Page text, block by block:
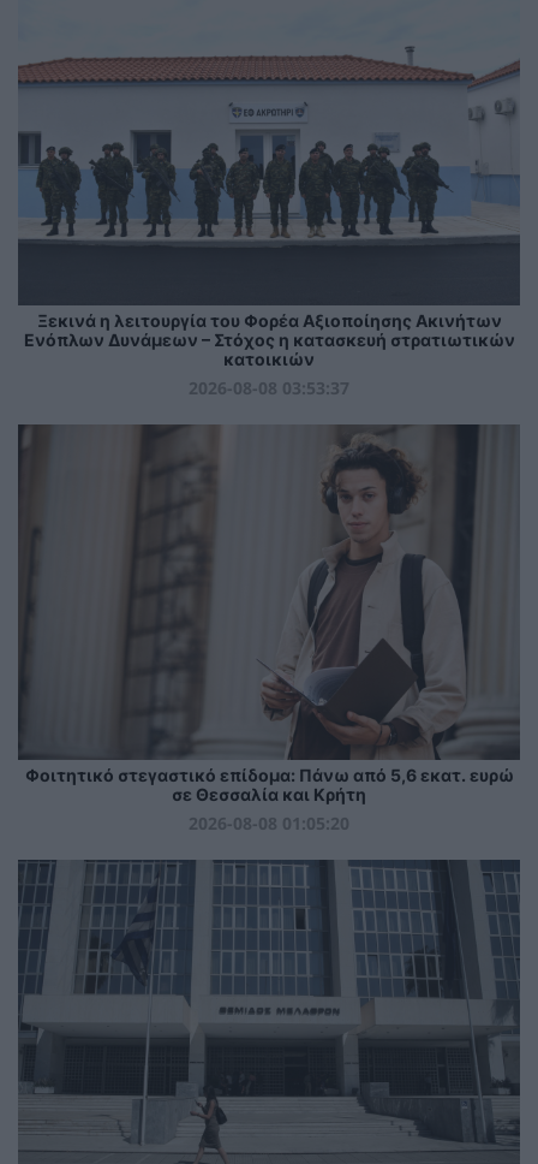
Ξεκινά η λειτουργία του Φορέα Αξιοποίησης Ακινήτων
Ενόπλων Δυνάμεων – Στόχος η κατασκευή στρατιωτικών
κατοικιών
2026-08-08 03:53:37
Φοιτητικό στεγαστικό επίδομα: Πάνω από 5,6 εκατ. ευρώ
σε Θεσσαλία και Κρήτη
2026-08-08 01:05:20